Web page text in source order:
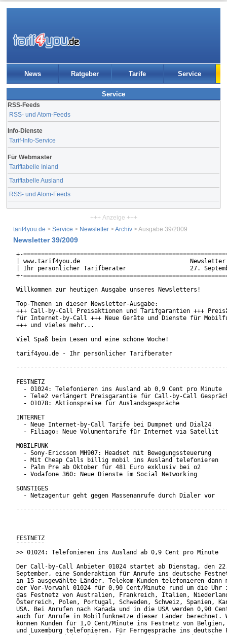
News Ratgeber Tarife Service
Service
RSS-Feeds
RSS- und Atom-Feeds
Info-Dienste
Tarif-Info-Service
Für Webmaster
Tariftabelle Inland
Tariftabelle Ausland
RSS- und Atom-Feeds
+++ Anzeige +++
tarif4you.de > Service > Newsletter >Archiv > Ausgabe 39/2009
Newsletter 39/2009
+-
| www.tarif4you.de                               Newsletter
| Ihr persönlicher Tarifberater                  27.
+-
Willkommen zur heutigen Ausgabe unseres Newsletters!
Top-Themen in dieser Newsletter-Ausgabe:
+++ Call-by-Call Preisaktionen und Tarifgarantien +++
für Internet-by-Call +++ Neue Geräte und Dienste für
+++ und vieles mehr...
Viel Spaß beim Lesen und eine schöne Woche!
tarif4you.de - Ihr persönlicher Tarifberater
FESTNETZ
  - 01024: Telefonieren ins Ausland ab 0,9 Cent pro Minute
- Tele2 verlängert Preisgarantie für Call-by-Call
  - 01078: Aktionspreise für Auslandsgespräche
INTERNET
  - Neue Internet-by-Call Tarife bei Dumpnet und Dial24
  - Filiago: Neue Volumentarife für Internet via Satellit
MOBILFUNK
  - Sony-Ericsson MH907: Headset mit Bewegungssteuerung
  - Mit Cheap Calls billig mobil ins Ausland telefonieren
  - Palm Pre ab Oktober für 481 Euro exklusiv bei o2
  - Vodafone 360: Neue Dienste im Social Networking
SONSTIGES
  - Netzagentur geht gegen Massenanrufe durch Dialer vor
FESTNETZ
¯¯¯¯¯¯¯¯
>> 01024: Telefonieren ins Ausland ab 0,9 Cent pro Minute
Der Call-by-Call Anbieter 01024 startet ab Dienstag, den
September, eine Sonderaktion für Anrufe ins deutsche
in 15 ausgewählte Länder. Telekom-Kunden telefonieren dann
der Vor-Vorwahl 01024 für 0,90 Cent/Minute rund um die Uhr
das Festnetz von Australien, Frankreich, Italien,
Österreich, Polen, Portugal, Schweden, Schweiz, Spanien,
USA. Bei Anrufen nach Kanada und in die USA werden 0,90
auch für Anrufe in Mobilfunknetze dieser Länder berechnet.
können Kunden für 1,0 Cent/Minute ins Festnetz von
und Luxemburg telefonieren. Für Ferngespräche ins deutsche